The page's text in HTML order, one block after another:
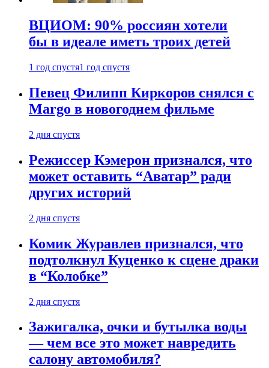
ВЦИОМ: 90% россиян хотели
бы в идеале иметь троих детей
1 год спустя1 год спустя
Певец Филипп Киркоров снялся с
Margo в новогоднем фильме
2 дня спустя
Режиссер Кэмерон признался, что
может оставить “Аватар” ради
других историй
2 дня спустя
Комик Журавлев признался, что
подтолкнул Куценко к сцене драки
в “Колобке”
2 дня спустя
Зажигалка, очки и бутылка воды
— чем все это может навредить
салону автомобиля?